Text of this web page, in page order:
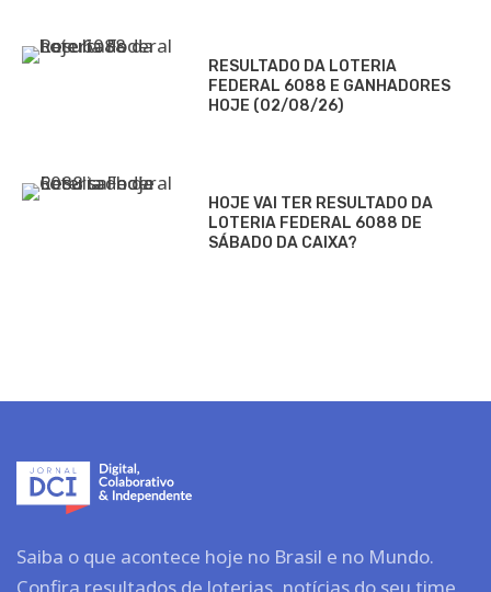
RESULTADO DA LOTERIA
FEDERAL 6088 E GANHADORES
HOJE (02/08/26)
HOJE VAI TER RESULTADO DA
LOTERIA FEDERAL 6088 DE
SÁBADO DA CAIXA?
Saiba o que acontece hoje no Brasil e no Mundo.
Confira resultados de loterias, notícias do seu time,